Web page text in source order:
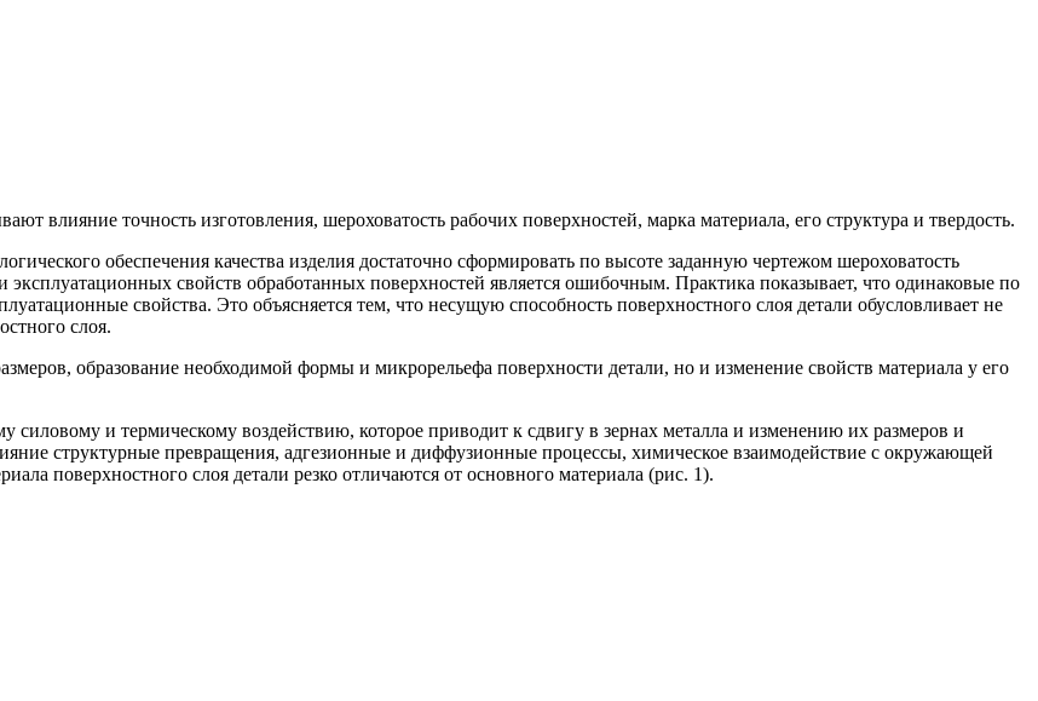
влияние точность изготовления, шероховатость рабочих поверхностей, марка материала, его структура и твердость.
обеспечения качества изделия достаточно сформировать по высоте заданную чертежом шероховатость
эксплуатационных свойств обработанных поверхностей является ошибочным. Практика показывает, что одинаковые по
свойства. Это объясняется тем, что несущую способность поверхностного слоя детали обусловливает не
слоя.
образование необходимой формы и микрорельефа поверхности детали, но и изменение свойств материала у его
силовому и термическому воздействию, которое приводит к сдвигу в зернах металла и изменению их размеров и
структурные превращения, адгезионные и диффузионные процессы, химическое взаимодействие с окружающей
поверхностного слоя детали резко отличаются от основного материала (рис. 1).